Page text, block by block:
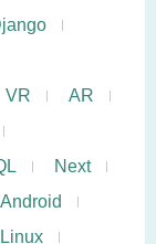
VR
AR
Next
Android
Linux